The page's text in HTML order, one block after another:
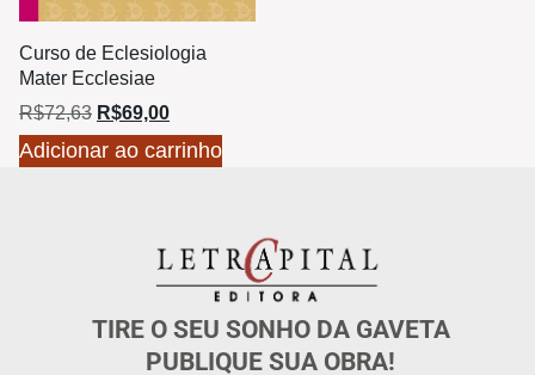
Curso de Eclesiologia
Mater Ecclesiae
R$72,63 R$69,00
Adicionar ao carrinho
TIRE O SEU SONHO DA GAVETA
PUBLIQUE SUA OBRA!